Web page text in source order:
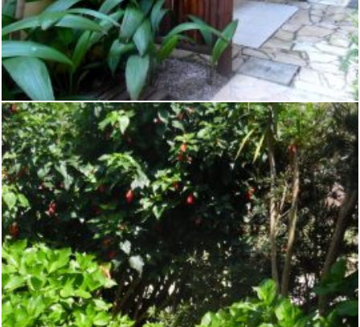
SETOR LAVADO